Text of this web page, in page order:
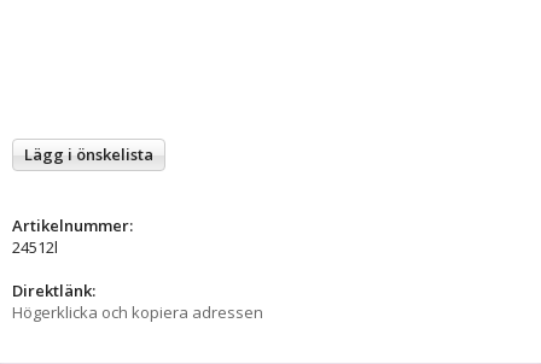
Lägg i önskelista
Artikelnummer:
24512l
Direktlänk:
Högerklicka och kopiera adressen